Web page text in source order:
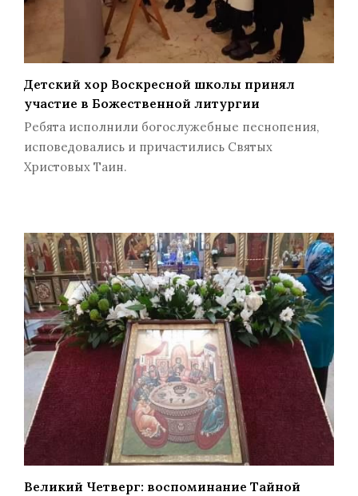
Детский хор Воскресной школы принял
участие в Божественной литургии
Ребята исполнили богослужебные песнопения,
исповедовались и причастились Святых
Христовых Таин.
Великий Четверг: воспоминание Тайной